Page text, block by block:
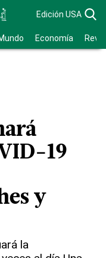
Edición USA
Economía
19
y
la